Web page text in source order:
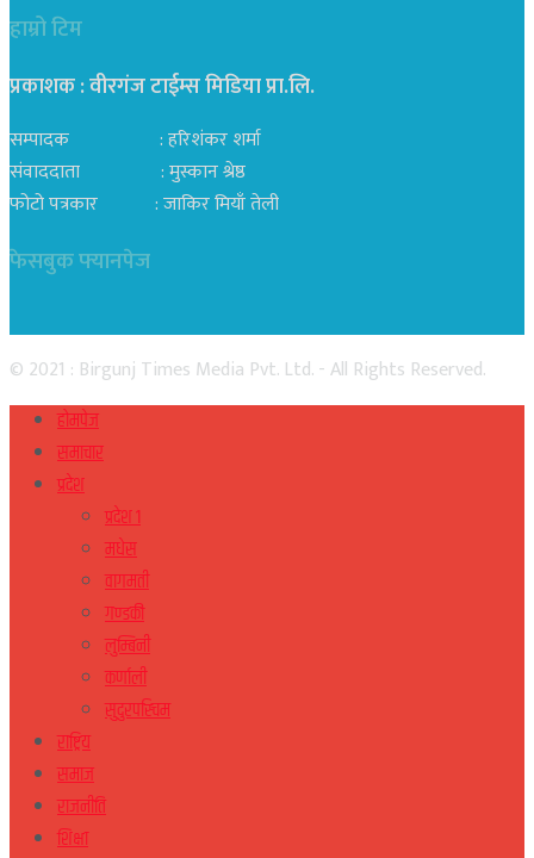
हाम्रो टिम
प्रकाशक : वीरगंज टाईम्स मिडिया प्रा‍.लि.
सम्पादक : हरिशंकर शर्मा
संवाददाता : मुस्कान श्रेष्ठ
फोटो पत्रकार : जाकिर मियाँ तेली
फेसबुक फ्यानपेज
© 2021 : Birgunj Times Media Pvt. Ltd. - All Rights Reserved.
होमपेज
समाचार
प्रदेश
प्रदेश १
मधेस
वागमती
गण्डकी
लुम्बिनी
कर्णाली
सुदुरपस्चिम
राष्ट्रिय
समाज
राजनीति
शिक्षा